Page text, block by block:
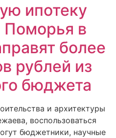
ипотеку
Поморья в
более
рублей из
бюджета
и архитектуры
воспользоваться
бюджетники, научные